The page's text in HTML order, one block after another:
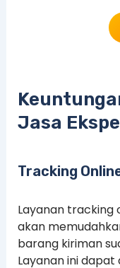
Jasa
Tracking
Layanan tracking
akan
barang kiriman
Layanan ini